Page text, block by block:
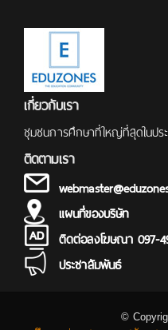
เกี่ยวกับเรา
ชุมชนการศึกษาที่ใหญ่ที่สุดในปร
ติดตามเรา
แผนที่ของบริษัท
ติดต่อลงโฆษณา 097-
ประชาสัมพันธ์
©